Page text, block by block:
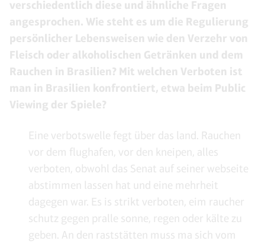
verschiedentlich diese und ähnliche Fragen
angesprochen. Wie steht es um die Regulierung
persönlicher Lebensweisen wie den Verzehr von
Fleisch oder alkoholischen Getränken und dem
Rauchen in Brasilien? Mit welchen Verboten ist
man in Brasilien konfrontiert, etwa beim Public
Viewing der Spiele?
Eine verbotswelle fegt über das land. Rauchen
vor dem flughafen, vor den kneipen, alles
verboten, obwohl das Senat auf seiner webseite
abstimmen lassen hat und eine mehrheit
dagegen war. Es is strikt verboten, eim raucher
schutz gegen pralle sonne, regen oder kälte zu
geben. An den raststätten muss ma sich vom